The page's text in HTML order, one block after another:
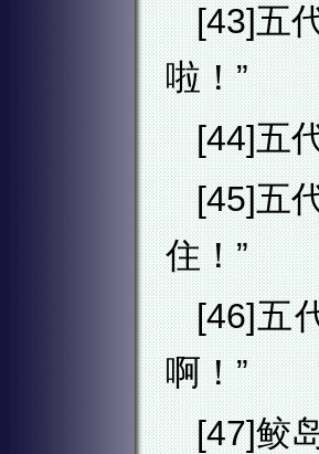
[43]五
啦！”
[44]五
[45]五
住！”
[46]五
啊！”
[47]鲛